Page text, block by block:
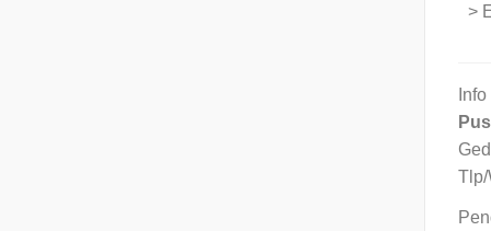
>
Tlp/